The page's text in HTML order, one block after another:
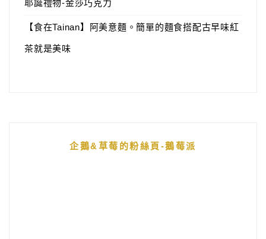
耶誕禮物-金莎巧克力
【食在Tainan】阿美意麵。簡單的麵食搭配古早味紅
茶就是美味
企鵝&草莓的粉絲頁-鵝莓派